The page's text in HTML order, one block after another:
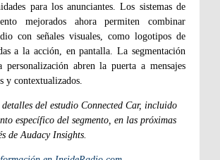
para los anunciantes. Los sistemas de
mejorados ahora permiten combinar
con señales visuales, como logotipos de
a la acción, en pantalla. La segmentación
abren la puerta a mensajes
y contextualizados.
detalles del estudio Connected Car, incluido
específico del segmento, en las próximas
de Audacy Insights.